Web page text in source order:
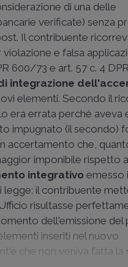
di una delle
verificate) senza
Il contribuente
violazione e falsa
600/73 e art. 57 c. 4
integrazione
elementi. Secondo il
era errata perché aveva
impugnato (il secondo)
accertamento che,
imponibile rispetto
integrativo emesso
legge: il contribuente
risultasse
dell'emissione del
inseriti nel nuovo
che non veniva fatta la